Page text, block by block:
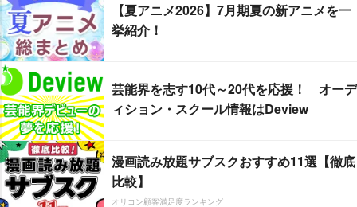
【夏アニメ2026】7月期夏の新アニメを一
挙紹介！
芸能界を志す10代～20代を応援！ オーデ
ィション・スクール情報はDeview
漫画読み放題サブスクおすすめ11選【徹底
比較】
オリコン顧客満足度ランキング